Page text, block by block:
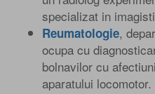
specializat in
Reumatologie,
ocupa cu
bolnavilor cu
aparatului locomotor.